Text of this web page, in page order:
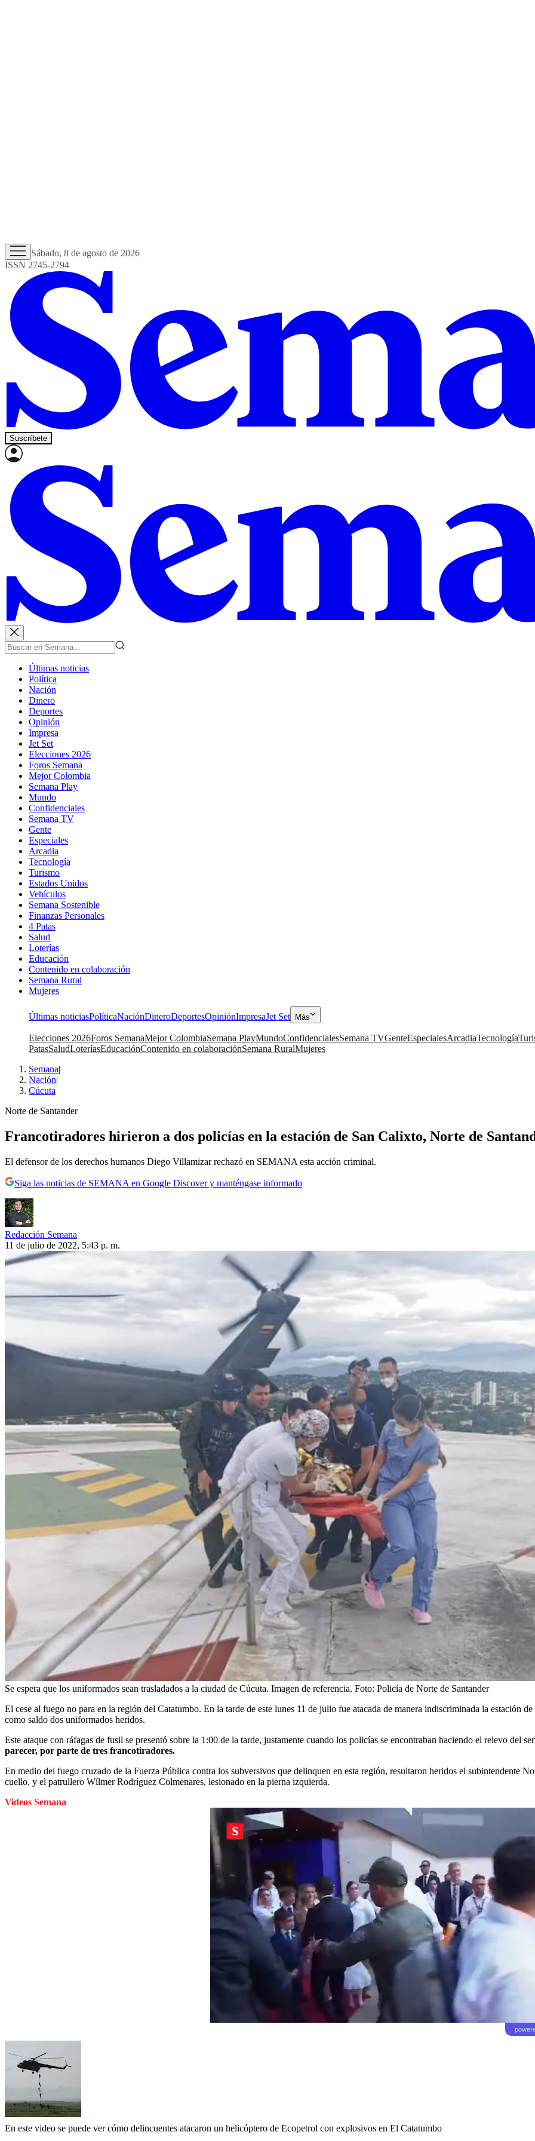
Sábado, 8 de agosto de 2026
ISSN 2745-2794
Suscríbete
Últimas noticias
Política
Nación
Dinero
Deportes
Opinión
Impresa
Jet Set
Elecciones 2026
Foros Semana
Mejor Colombia
Semana Play
Mundo
Confidenciales
Semana TV
Gente
Especiales
Arcadia
Tecnología
Turismo
Estados Unidos
Vehículos
Semana Sostenible
Finanzas Personales
4 Patas
Salud
Loterías
Educación
Contenido en colaboración
Semana Rural
Mujeres
Últimas noticiasPolíticaNaciónDineroDeportesOpiniónImpresaJet Set Más
Elecciones 2026Foros SemanaMejor ColombiaSemana PlayMundoConfidencialesSemana TVGenteEspecialesArcadiaTecnología
PatasSaludLoteríasEducaciónContenido en colaboraciónSemana RuralMujeres
Semana|
Nación|
Cúcuta
Norte de Santander
Francotiradores hirieron a dos policías en la estación de San Calixto, Norte de
El defensor de los derechos humanos Diego Villamizar rechazó en SEMANA esta acción criminal.
Siga las noticias de SEMANA en Google Discover y manténgase informado
Redacción Semana
11 de julio de 2022, 5:43 p. m.
Se espera que los uniformados sean trasladados a la ciudad de Cúcuta. Imagen de referencia. Foto: Policía de Norte de Santander
El cese al fuego no para en la región del Catatumbo. En la tarde de este lunes 11 de julio fue atacada de manera indiscriminada la estación
como saldo dos uniformados heridos.
Este ataque con ráfagas de fusil se presentó sobre la 1:00 de la tarde, justamente cuando los policías se encontraban haciendo el relevo del
parecer, por parte de tres francotiradores.
En medio del fuego cruzado de la Fuerza Pública contra los subversivos que delinquen en esta región, resultaron heridos el subintendente
cuello, y el patrullero Wílmer Rodríguez Colmenares, lesionado en la pierna izquierda.
Videos Semana
En este video se puede ver cómo delincuentes atacaron un helicóptero de Ecopetrol con explosivos en El Catatumbo